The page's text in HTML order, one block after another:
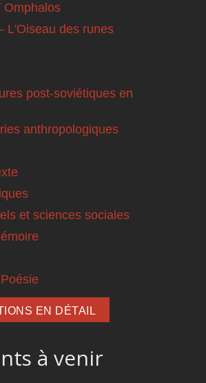
Omphalos
L'Oiseau des runes
post-soviétiques en
anthropologiques
et sciences sociales
EN DÉTAIL
à venir